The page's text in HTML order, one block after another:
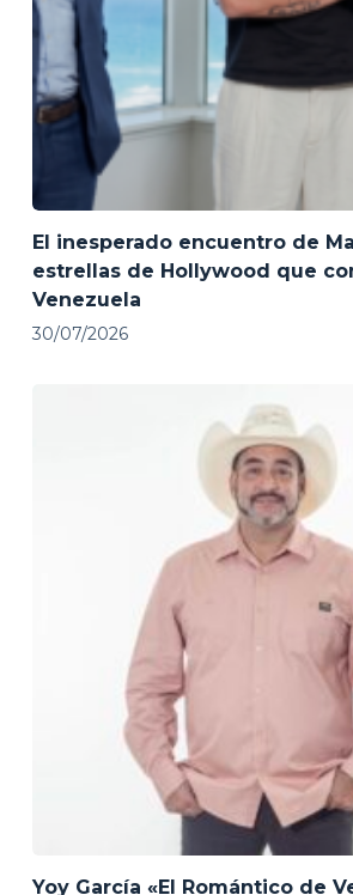
El inesperado encuentro de
estrellas de Hollywood que
Venezuela
30/07/2026
Yoy García «El Romántico de